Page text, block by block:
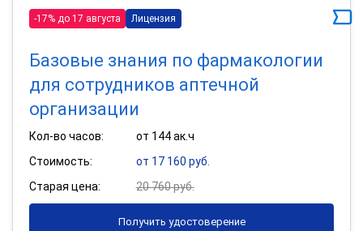
-17% до 17 августа Лицензия
Базовые знания по фармакологии
для сотрудников аптечной
организации
Кол-во часов:
от 144 ак.ч
Стоимость:
от 17 160 руб.
Старая цена:
20 760 руб.
Получить удостоверение